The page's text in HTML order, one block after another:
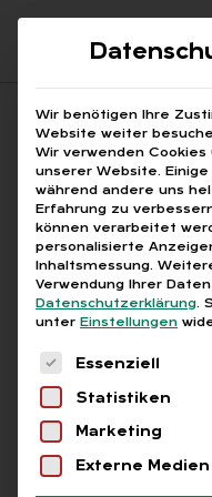
Suchfeld
Breadcrumb-
STARTSEITE
TITELTHEMA:
FREUDE AN DER
Free
JUN­GE
Freu­de
Wir benötigen Ihre
Website weiter
Wir verwenden
unserer Website.
während andere uns
Erfahrung zu
können verarbeitet
personalisierte
Inhaltsmessung.
Verwendung Ihrer
Datenschutzerklärung.
unter Einstellungen
Es folgt eine
Essenziell
Statistiken
Marketing
Externe Medien